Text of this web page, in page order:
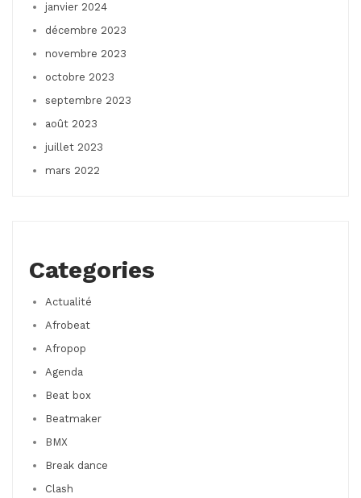
janvier 2024
décembre 2023
novembre 2023
octobre 2023
septembre 2023
août 2023
juillet 2023
mars 2022
Categories
Actualité
Afrobeat
Afropop
Agenda
Beat box
Beatmaker
BMX
Break dance
Clash